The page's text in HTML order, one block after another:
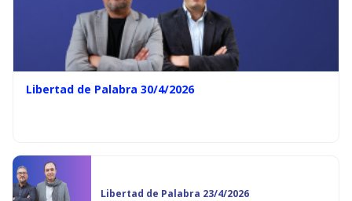
Libertad de Palabra 30/4/2026
Libertad de Palabra 23/4/2026